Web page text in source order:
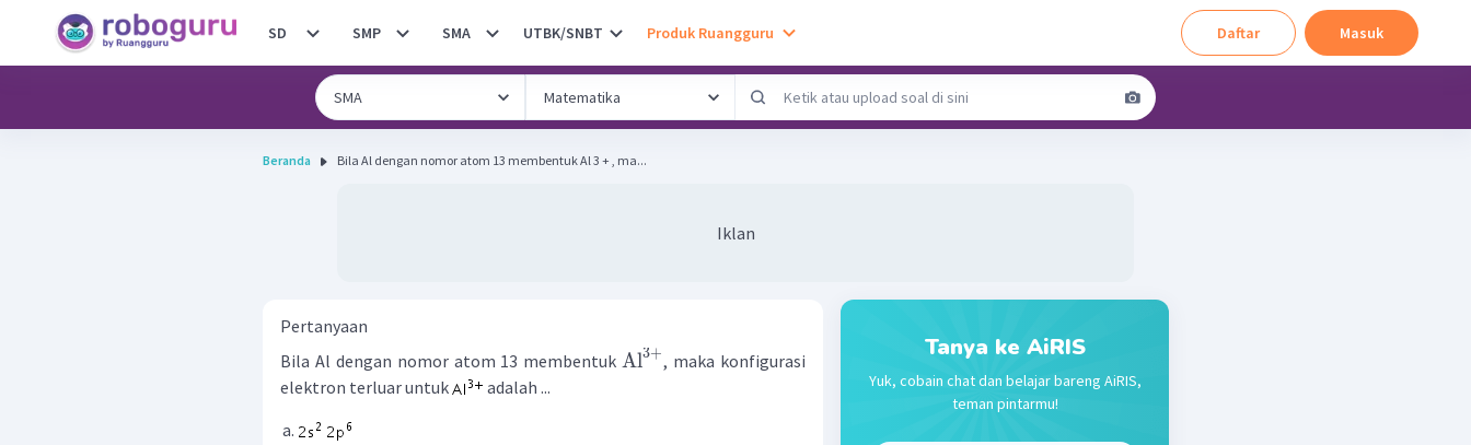
SD SMP SMA UTBK/SNBT Produk Ruangguru Daftar Masuk
Beranda Bila Al dengan nomor atom 13 membentuk Al 3 + , ma...
Iklan
Pertanyaan
Bila Al dengan nomor atom 13 membentukAl3+, maka konfigurasi
elektron terluar untuk
adalah ...
Tanya ke AiRIS
Yuk, cobain chat dan belajar bareng AiRIS,
teman pintarmu!